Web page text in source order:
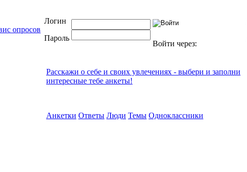
Логин
Пароль
Войти через:
Расскажи о себе и своих увлечениях - выбери и заполни
интересные тебе анкеты!
Анкетки Ответы Люди Темы Одноклассники